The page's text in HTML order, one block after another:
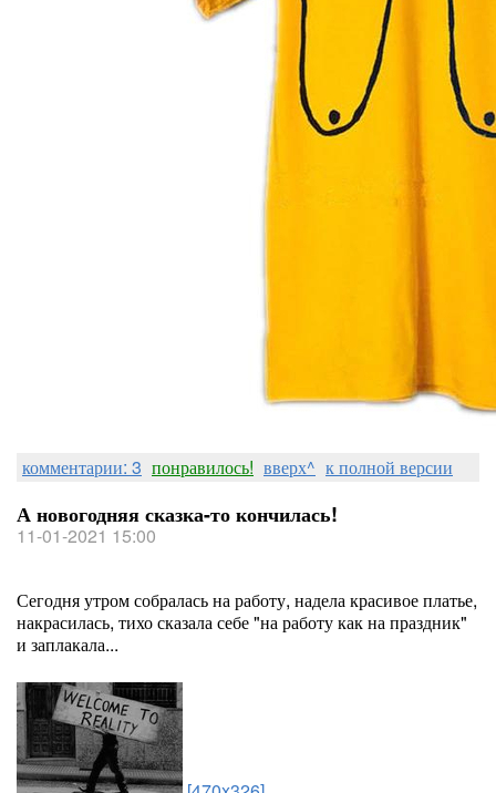
комментарии: 3 понравилось! вверх^ к полной версии
А новогодняя сказка-то кончилась!
11-01-2021 15:00
Сегодня утром собралась на работу, надела красивое платье,
накрасилась, тихо сказала себе "на работу как на праздник"
и заплакала...